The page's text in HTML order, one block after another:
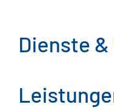
Dienste